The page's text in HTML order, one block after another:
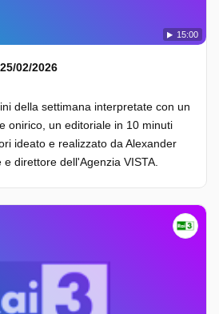
15:00
02/2026
della settimana interpretate con un
onirico, un editoriale in 10 minuti
ideato e realizzato da Alexander
direttore dell'Agenzia VISTA.